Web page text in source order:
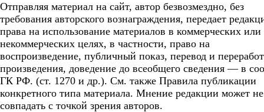
Отправляя материал на сайт, автор безвозмездно, без
требования авторского вознаграждения, передает
права на использование материалов в коммерческих или
некоммерческих целях, в частности, право на
воспроизведение, публичный показ, перевод и
произведения, доведение до всеобщего сведения — в
ГК РФ. (ст. 1270 и др.). См. также Правила публикации
конкретного типа материала. Мнение редакции может не
совпадать с точкой зрения авторов.